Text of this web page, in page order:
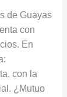
de Guayas
con
En
con la
¿Mutuo